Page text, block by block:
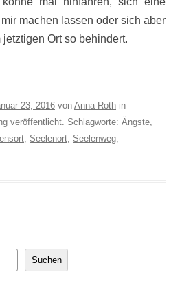
machen lassen oder sich aber
Ort so behindert.
23, 2016 von Anna Roth in
veröffentlicht. Schlagworte: Ängste,
, Seelenort, Seelenweg,
Suchen